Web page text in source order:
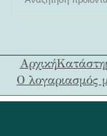
Αρχική
Ο λογαριασμός